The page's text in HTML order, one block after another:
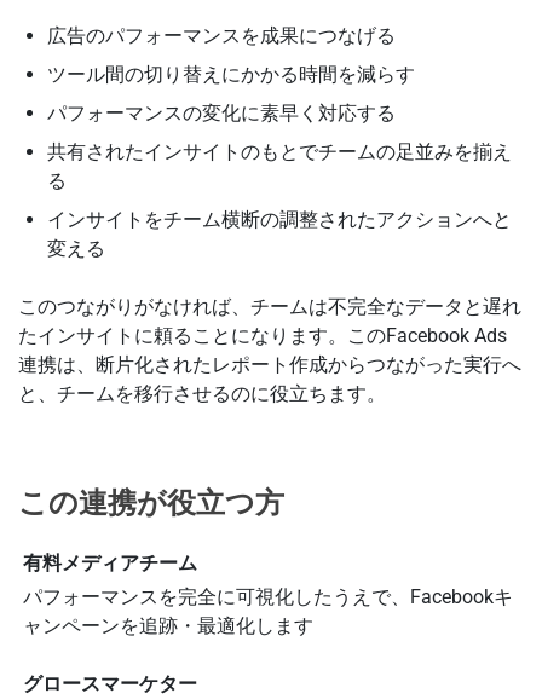
広告のパフォーマンスを成果につなげる
ツール間の切り替えにかかる時間を減らす
パフォーマンスの変化に素早く対応する
共有されたインサイトのもとでチームの足並みを揃え
る
インサイトをチーム横断の調整されたアクションへと
変える
このつながりがなければ、チームは不完全なデータと遅れ
たインサイトに頼ることになります。このFacebook Ads
連携は、断片化されたレポート作成からつながった実行へ
と、チームを移行させるのに役立ちます。
この連携が役立つ方
有料メディアチーム
パフォーマンスを完全に可視化したうえで、Facebookキ
ャンペーンを追跡・最適化します
グロースマーケター